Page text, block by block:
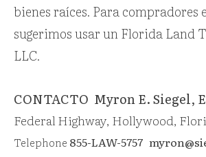
bienes raíces. Para compradores
sugerimos usar un Florida Land
LLC.
CONTACTO Myron E. Siegel,
Federal Highway, Hollywood,
Telephone 855-LAW-5757